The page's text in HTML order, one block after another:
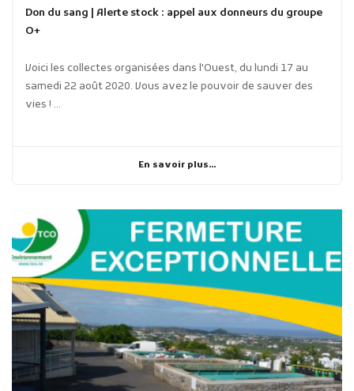
Don du sang | Alerte stock : appel aux donneurs du groupe
O+
Voici les collectes organisées dans l'Ouest, du lundi 17 au
samedi 22 août 2020. Vous avez le pouvoir de sauver des
vies ! ...
En savoir plus...